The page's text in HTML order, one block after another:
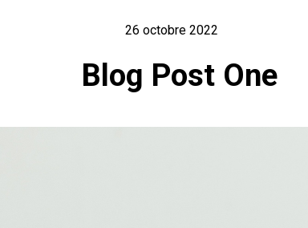
26 octobre 2022
Blog Post One